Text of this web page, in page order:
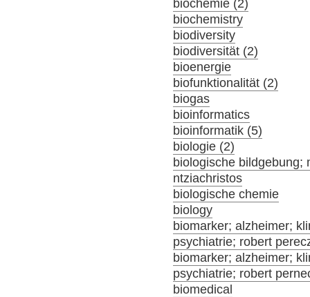
biochemie (2)
biochemistry
biodiversity
biodiversität (2)
bioenergie
biofunktionalität (2)
biogas
bioinformatics
bioinformatik (5)
biologie (2)
biologische bildgebung;
ntziachristos
biologische chemie
biology
biomarker; alzheimer;
psychiatrie; robert
biomarker; alzheimer;
psychiatrie; robert
biomedical